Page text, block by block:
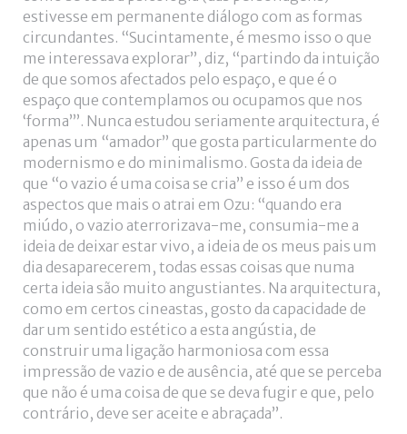
estivesse em permanente diálogo com as formas
circundantes. “Sucintamente, é mesmo isso o que
me interessava explorar”, diz, “partindo da intuição
de que somos afectados pelo espaço, e que é o
espaço que contemplamos ou ocupamos que nos
‘forma’”. Nunca estudou seriamente arquitectura, é
apenas um “amador” que gosta particularmente do
modernismo e do minimalismo. Gosta da ideia de
que “o vazio é uma coisa se cria” e isso é um dos
aspectos que mais o atrai em Ozu: “quando era
miúdo, o vazio aterrorizava-me, consumia-me a
ideia de deixar estar vivo, a ideia de os meus pais um
dia desaparecerem, todas essas coisas que numa
certa ideia são muito angustiantes. Na arquitectura,
como em certos cineastas, gosto da capacidade de
dar um sentido estético a esta angústia, de
construir uma ligação harmoniosa com essa
impressão de vazio e de ausência, até que se perceba
que não é uma coisa de que se deva fugir e que, pelo
contrário, deve ser aceite e abraçada”.